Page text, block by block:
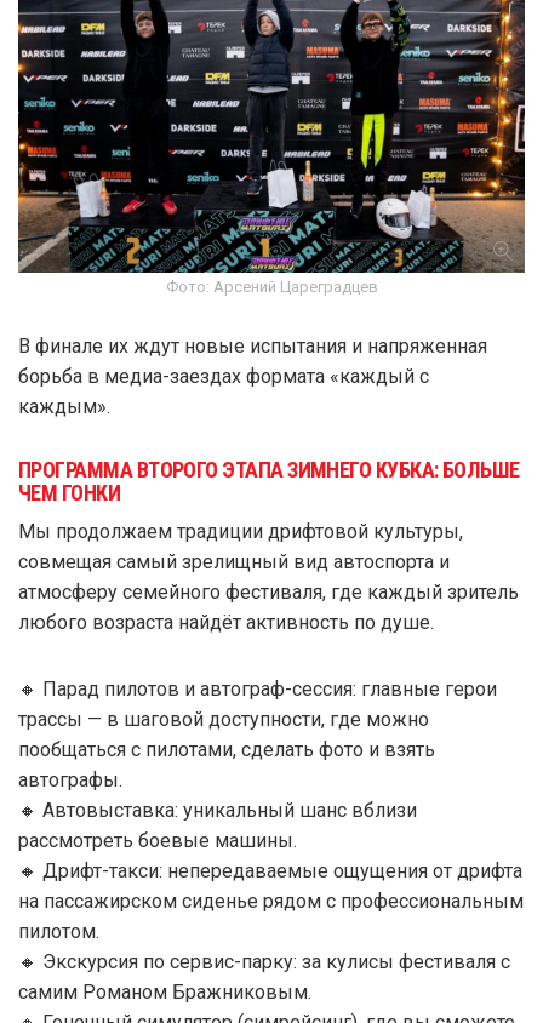
Фото: Арсений Цареградцев
В финале их ждут новые испытания и напряженная
борьба в медиа-заездах формата «каждый с
каждым».
ПРОГРАММА ВТОРОГО ЭТАПА ЗИМНЕГО КУБКА: БОЛЬШЕ
ЧЕМ ГОНКИ
Мы продолжаем традиции дрифтовой культуры,
совмещая самый зрелищный вид автоспорта и
атмосферу семейного фестиваля, где каждый зритель
любого возраста найдёт активность по душе.
🔸 Парад пилотов и автограф-сессия: главные герои
трассы — в шаговой доступности, где можно
пообщаться с пилотами, сделать фото и взять
автографы.
🔸 Автовыставка: уникальный шанс вблизи
рассмотреть боевые машины.
🔸 Дрифт-такси: непередаваемые ощущения от дрифта
на пассажирском сиденье рядом с профессиональным
пилотом.
🔸 Экскурсия по сервис-парку: за кулисы фестиваля с
самим Романом Бражниковым.